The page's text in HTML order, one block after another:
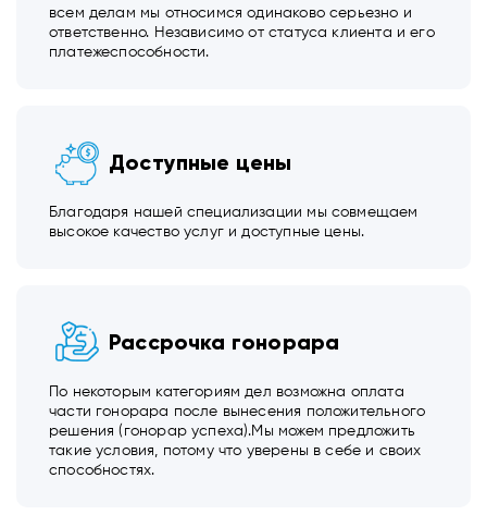
всем делам мы относимся одинаково серьезно и
ответственно. Независимо от статуса клиента и его
платежеспособности.
Доступные цены
Благодаря нашей специализации мы совмещаем
высокое качество услуг и доступные цены.
Рассрочка гонорара
По некоторым категориям дел возможна оплата
части гонорара после вынесения положительного
решения (гонорар успеха).Мы можем предложить
такие условия, потому что уверены в себе и своих
способностях.